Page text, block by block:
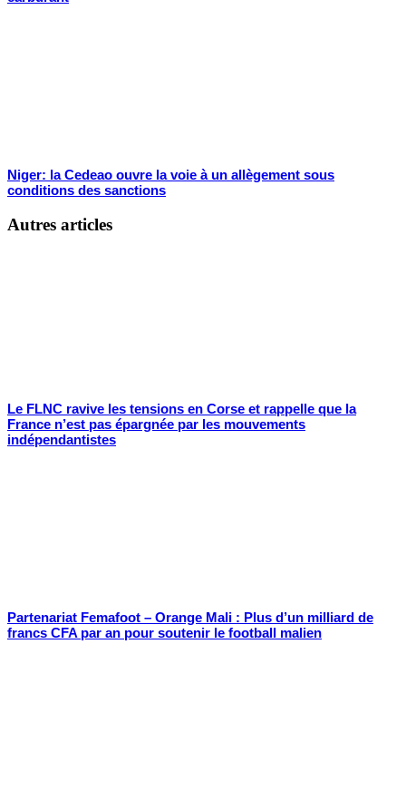
Niger: la Cedeao ouvre la voie à un allègement sous
conditions des sanctions
Autres articles
Le FLNC ravive les tensions en Corse et rappelle que la
France n’est pas épargnée par les mouvements
indépendantistes
Partenariat Femafoot – Orange Mali : Plus d’un milliard de
francs CFA par an pour soutenir le football malien